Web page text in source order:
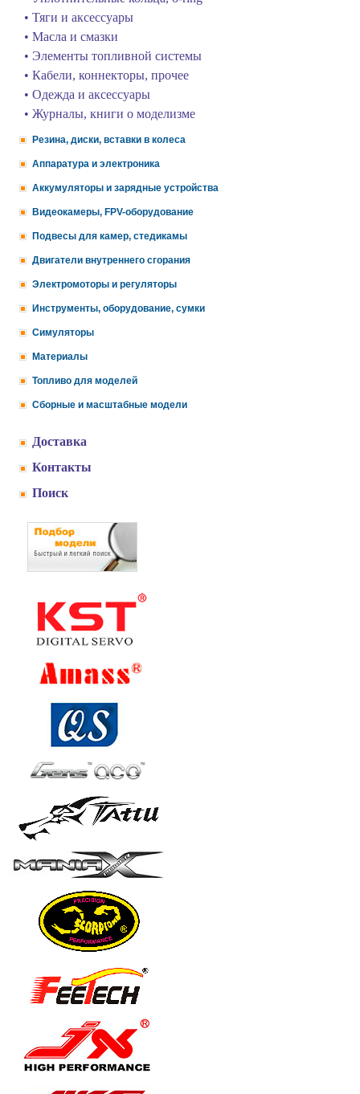
• Тяги и аксессуары
• Масла и смазки
• Элементы топливной системы
• Кабели, коннекторы, прочее
• Одежда и аксессуары
• Журналы, книги о моделизме
Резина, диски, вставки в колеса
Аппаратура и электроника
Аккумуляторы и зарядные устройства
Видеокамеры, FPV-оборудование
Подвесы для камер, стедикамы
Двигатели внутреннего сгорания
Электромоторы и регуляторы
Инструменты, оборудование, сумки
Симуляторы
Материалы
Топливо для моделей
Сборные и масштабные модели
Доставка
Контакты
Поиск